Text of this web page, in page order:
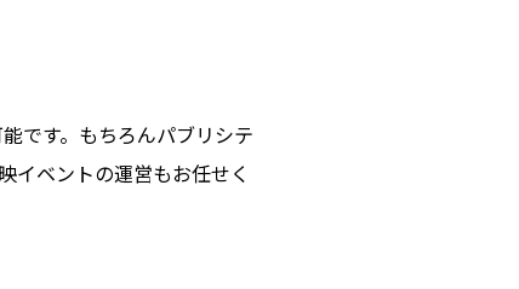
です。もちろんパブリシテ
イベントの運営もお任せく